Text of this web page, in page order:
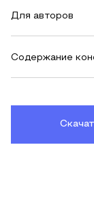
Для авторов
Содержание